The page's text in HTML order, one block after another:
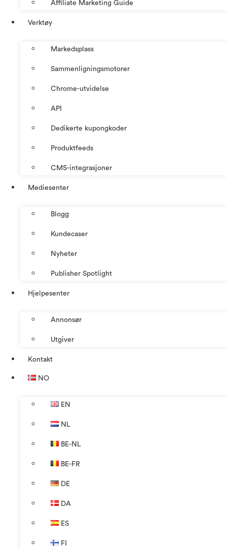
Affiliate Marketing Guide
Verktøy
Markedsplass
Sammenligningsmotorer
Chrome-utvidelse
API
Dedikerte kupongkoder
Produktfeeds
CMS-integrasjoner
Mediesenter
Blogg
Kundecaser
Nyheter
Publisher Spotlight
Hjelpesenter
Annonsør
Utgiver
Kontakt
NO
EN
NL
BE-NL
BE-FR
DE
DA
ES
FI